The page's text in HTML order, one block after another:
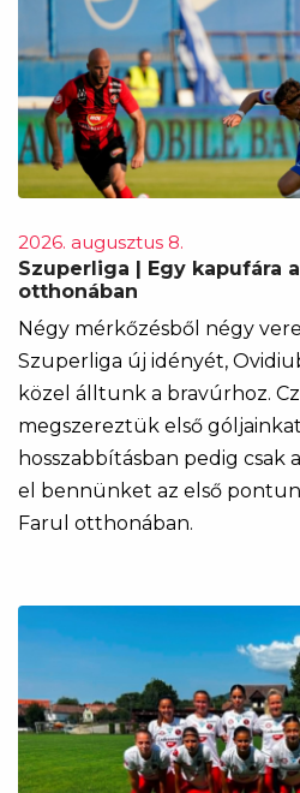
2026. augusztus 8.
Szuperliga | Egy kapufára
otthonában
Négy mérkőzésből négy
Szuperliga új idényét,
közel álltunk a bravúrhoz.
megszereztük első
hosszabbításban pedig csak
el bennünket az első
Farul otthonában.